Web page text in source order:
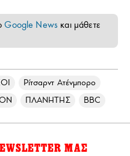
Google News και μάθετε
Ρίτσαρντ Ατένμπορο
ΠΛΑΝΗΤΗΣ BBC
ΜΑΣ